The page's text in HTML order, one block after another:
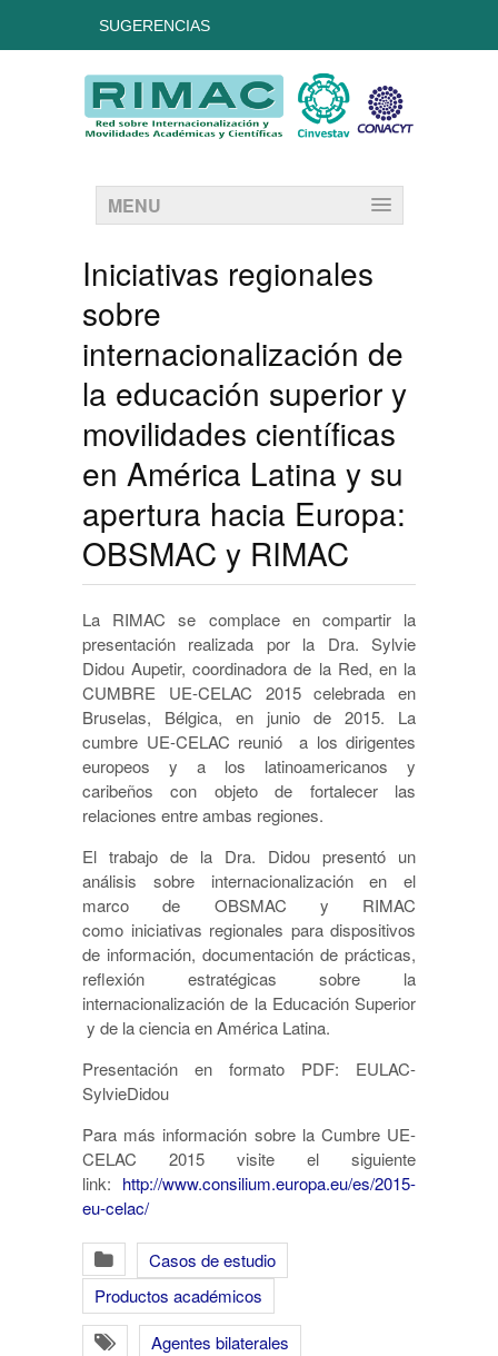
SUGERENCIAS
MENU
Iniciativas regionales
sobre
internacionalización de
la educación superior y
movilidades científicas
en América Latina y su
apertura hacia Europa:
OBSMAC y RIMAC
La RIMAC se complace en compartir la
presentación realizada por la Dra. Sylvie
Didou Aupetir, coordinadora de la Red, en la
CUMBRE UE-CELAC 2015 celebrada en
Bruselas, Bélgica, en junio de 2015. La
cumbre UE-CELAC reunió a los dirigentes
europeos y a los latinoamericanos y
caribeños con objeto de fortalecer las
relaciones entre ambas regiones.
El trabajo de la Dra. Didou presentó un
análisis sobre internacionalización en el
marco de OBSMAC y RIMAC
como iniciativas regionales para dispositivos
de información, documentación de prácticas,
reflexión estratégicas sobre la
internacionalización de la Educación Superior
y de la ciencia en América Latina.
Presentación en formato PDF: EULAC-
SylvieDidou
Para más información sobre la Cumbre UE-
CELAC 2015 visite el siguiente
link: http://www.consilium.europa.eu/es/2015-
eu-celac/
Casos de estudio
Productos académicos
Agentes bilaterales